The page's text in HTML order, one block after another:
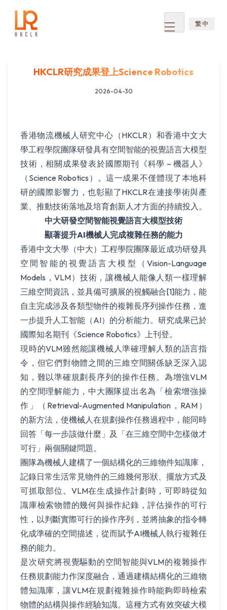
Open menu
繁 中
HKCLR研究成果登上Science Robotics
2026-04-30
香港物流機械人研究中心（HKCLR）和香港中文大
學工程學院團隊研發具有空間智能的視覺語言大模型
技術，相關成果發表於國際期刊《科學 – 機器人》
（Science Robotics）。這一成果不僅體現了本地科
研的國際影響力，也彰顯了HKCLR在連接學術與產
業、推動技術落地及培育創新人才方面的持續投入。
中大研發空間智能視覺語言大模型技術
顯著提升AI機械人完成複雜任務的能力
香港中文大學（中大）工程學院團隊最近成功研發具
空間智能的視覺語言大模型（Vision-Language
Models，VLM）技術，讓機械人能像人類一樣理解
三維空間資訊，並具備可擴展的視觸融合[1]能力，能
自主完成涉及各類型物件的複雜長序列操作任務，進
一步提升人工智能（AI）的分析能力。研究成果已於
國際知名期刊《Science Robotics》上刊登。
現時的VLM雖然能讓機械人準確理解人類的語言指
令，但它們對物體之間的三維空間關係缺乏深入認
知，難以準確規劃長序列的操作任務。為增強VLM
的空間理解能力，中大團隊提出名為「檢索增強操
作」（Retrieval-Augmented Manipulation，RAM）
的新方法，使機械人在規劃操作任務過程中，能同時
回答「每一步該做什麼」及「在三維空間中怎樣做才
可行」兩個關鍵問題。
團隊為機械人建構了一個結構化的三維物件知識庫，
記錄日常生活常見物件的三維幾何形狀、擺放方式及
可抓取部位。VLM在生成操作計劃時，可即時從知
識庫檢索物體的幾何與操作紀錄，評估操作的可行
性，以判斷實際可行的操作序列，並將抽象的指令轉
化成準確的空間描述，從而賦予AI機械人執行複雜任
務的能力。
是次研究將視覺驅動的空間智能與VLM的複雜操作
任務規劃能力作深度融合，通過建構結構化的三維物
體知識庫，讓VLM在規劃複雜操作時能夠即時檢索
物體的結構與操作經驗知識。這種方式有效突破大模